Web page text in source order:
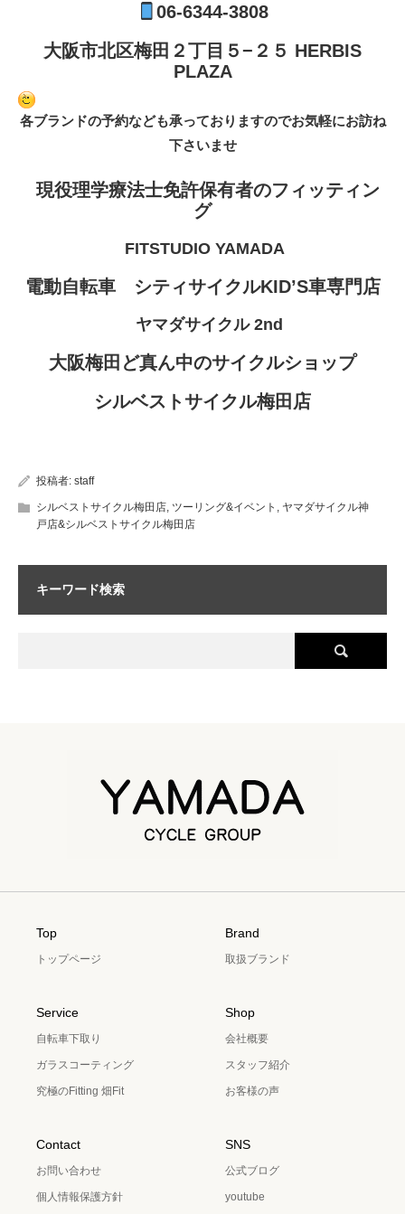
06-6344-3808
大阪市北区梅田２丁目５−２５ HERBIS
PLAZA
各ブランドの予約なども承っておりますのでお気軽にお訪ね
下さいませ
現役理学療法士免許保有者のフィッティン
グ
FITSTUDIO YAMADA
電動自転車 シティサイクルKID’S車専門店
ヤマダサイクル 2nd
大阪梅田ど真ん中のサイクルショップ
シルベストサイクル梅田店
投稿者: staff
シルベストサイクル梅田店, ツーリング&イベント , ヤマダサイクル神
戸店&シルベストサイクル梅田店
キーワード検索
Top
トップページ
Brand
取扱ブランド
Service
自転車下取り
ガラスコーティング
究極のFitting 畑Fit
Shop
会社概要
スタッフ紹介
お客様の声
Contact
お問い合わせ
個人情報保護方針
SNS
公式ブログ
youtube